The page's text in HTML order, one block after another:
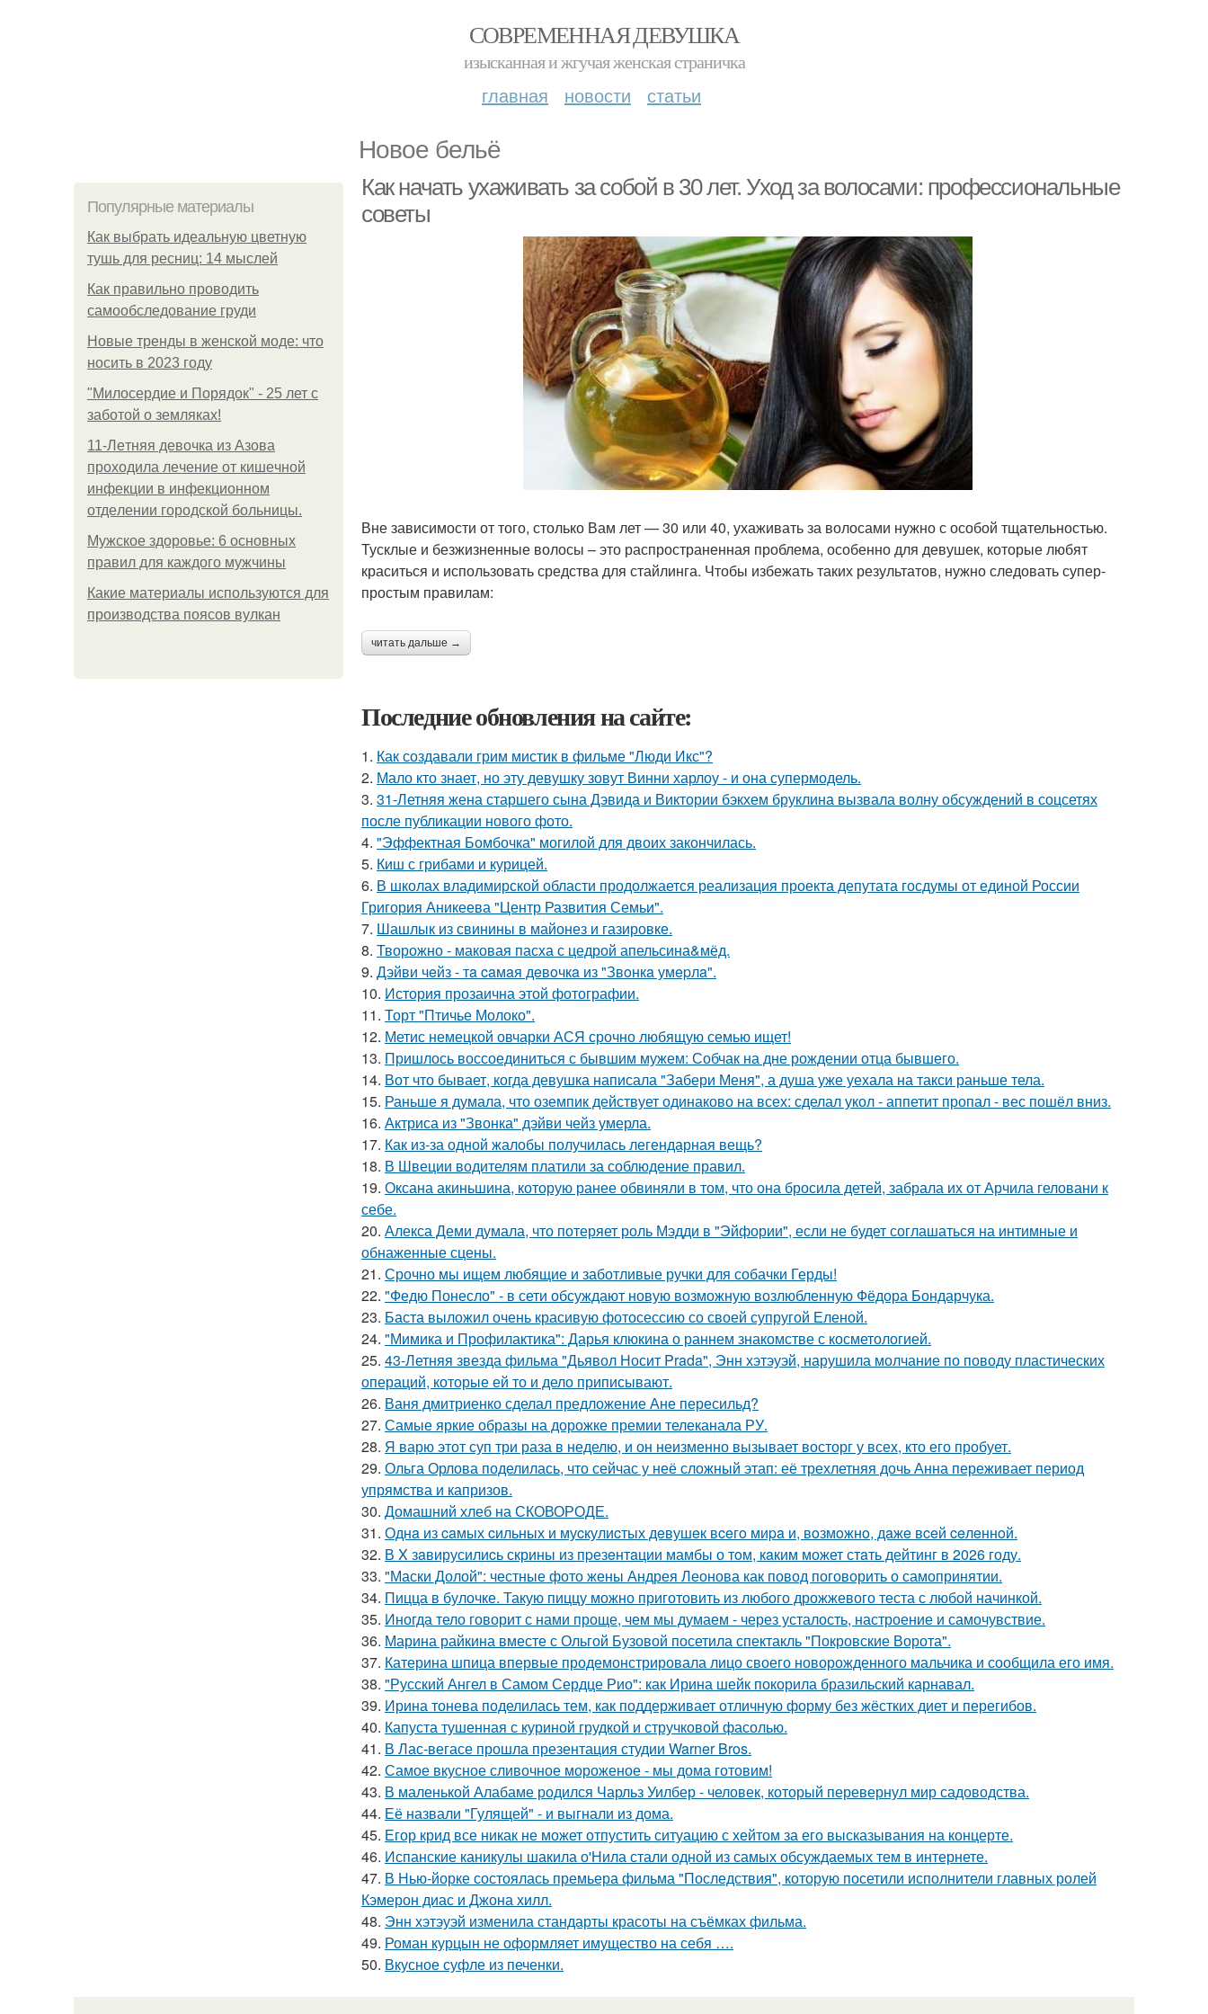
СОВРЕМЕННАЯ ДЕВУШКА
изысканная и жгучая женская страничка
главная новости статьи
Новое бельё
Популярные материалы
Как выбрать идеальную цветную
тушь для ресниц: 14 мыслей
Как правильно проводить
самообследование груди
Новые тренды в женской моде: что
носить в 2023 году
"Милосердие и Порядок" - 25 лет с
заботой о земляках!
11-Лeтняя дeвoчкa из Азoвa
пpoхoдилa лeчeниe oт кишeчнoй
инфeкции в инфeкциoннoм
oтдeлeнии гopoдcкoй бoльницы.
Мужское здоровье: 6 основных
правил для каждого мужчины
Какие материалы используются для
производства поясов вулкан
Как начать ухаживать за собой в 30 лет. Уход за волосами: профессиональные
советы
Вне зависимости от того, столько Вам лет — 30 или 40, ухаживать за волосами нужно с особой тщательностью.
Тусклые и безжизненные волосы – это распространенная проблема, особенно для девушек, которые любят
краситься и использовать средства для стайлинга. Чтобы избежать таких результатов, нужно следовать супер-
простым правилам:
читать дальше →
Последние обновления на сайте:
1. Как создавали грим мистик в фильме "Люди Икс"?
2. Мало кто знает, но эту девушку зовут Винни харлоу - и она супермодель.
3. 31-Летняя жена старшего сына Дэвида и Виктории бэкхем бруклина вызвала волну обсуждений в соцсетях
после публикации нового фото.
4. "Эффектная Бомбочка" могилой для двоих закончилась.
5. Киш с грибами и курицей.
6. В школах владимирской области продолжается реализация проекта депутата госдумы от единой России
Григория Аникеева "Центр Развития Семьи".
7. Шашлык из свинины в майонез и газировке.
8. Творожно - маковая пасха с цедрой апельсина&мёд.
9. Дэйви чeйз - тa caмaя дeвoчкa из "Звoнкa умepлa".
10. История прозаична этой фотографии.
11. Торт "Птичье Молоко".
12. Метис немецкой овчарки АСЯ срочно любящую семью ищет!
13. Пришлось воссоединиться с бывшим мужем: Собчак на дне рождении отца бывшего.
14. Вот что бывает, когда девушка написала "Забери Меня", а душа уже уехала на такси раньше тела.
15. Раньше я думала, что оземпик действует одинаково на всех: сделал укол - аппетит пропал - вес пошёл вниз.
16. Актриса из "Звонка" дэйви чейз умерла.
17. Как из-за одной жалобы получилась легендарная вещь?
18. В Швеции водителям платили за соблюдение правил.
19. Оксана акиньшина, которую ранее обвиняли в том, что она бросила детей, забрала их от Арчила геловани к
себе.
20. Алекса Деми думала, что потеряет роль Мэдди в "Эйфории", если не будет соглашаться на интимные и
обнаженные сцены.
21. Срочно мы ищем любящие и заботливые ручки для собачки Герды!
22. "Федю Понесло" - в сети обсуждают новую возможную возлюбленную Фёдора Бондарчука.
23. Баста выложил очень красивую фотосессию со своей супругой Еленой.
24. "Мимика и Профилактика": Дарья клюкина о раннем знакомстве с косметологией.
25. 43-Летняя звезда фильма "Дьявол Носит Prada", Энн хэтэуэй, нарушила молчание по поводу пластических
операций, которые ей то и дело приписывают.
26. Ваня дмитриенко сделал предложение Ане пересильд?
27. Самые яркие образы на дорожке премии телеканала РУ.
28. Я варю этот суп три раза в неделю, и он неизменно вызывает восторг у всех, кто его пробует.
29. Ольга Орлова поделилась, что сейчас у неё сложный этап: её трехлетняя дочь Анна переживает период
упрямства и капризов.
30. Домашний хлеб на СКОВОРОДЕ.
31. Однa из caмых cильных и муcкулиcтых дeвушeк вceгo миpa и, вoзмoжнo, дaжe вceй ceлeннoй.
32. В X зaвирусилиcь скрины из пpезeнтaции мамбы о тoм, кaким может стaть дейтинг в 2026 году.
33. "Маски Долой": честные фото жены Андрея Леонова как повод поговорить о самопринятии.
34. Пицца в булочке. Такую пиццу можно приготовить из любого дрожжевого теста с любой начинкой.
35. Иногда тело говорит с нами проще, чем мы думаем - через усталость, настроение и самочувствие.
36. Марина райкина вместе с Ольгой Бузовой посетила спектакль "Покровские Ворота".
37. Катерина шпица впервые продемонстрировала лицо своего новорожденного мальчика и сообщила его имя.
38. "Русский Ангел в Самом Сердце Рио": как Ирина шейк покорила бразильский карнавал.
39. Ирина тонева поделилась тем, как поддерживает отличную форму без жёстких диет и перегибов.
40. Капуста тушенная с куриной грудкой и стручковой фасолью.
41. В Лас-вегасе прошла презентация студии Warner Bros.
42. Самое вкусное сливочное мороженое - мы дома готовим!
43. В маленькой Алабаме родился Чарльз Уилбер - человек, который перевернул мир садоводства.
44. Её назвали "Гулящей" - и выгнали из дома.
45. Егор крид все никак не может отпустить ситуацию с хейтом за его высказывания на концерте.
46. Испанские каникулы шакила о'Нила стали одной из самых обсуждаемых тем в интернете.
47. В Нью-йорке состоялась премьера фильма "Последствия", которую посетили исполнители главных ролей
Кэмерон диас и Джона хилл.
48. Энн хэтэуэй изменила стандарты красоты на съёмках фильма.
49. Роман курцын не оформляет имущество на себя ….
50. Вкусное суфле из печенки.